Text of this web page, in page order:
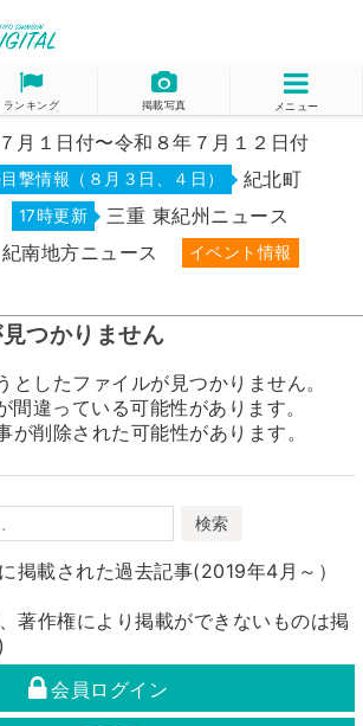
ランキング 掲載写真 メニュー
月１日付〜令和８年７月１２日付
撃情報（８月３日、４日） 紀北町
17時更新 三重 東紀州ニュース
南地方ニュース イベント情報
つかりません
としたファイルが見つかりません。
間違っている可能性があります。
が削除された可能性があります。
検索
掲載された過去記事(2019年4月～）
著作権により掲載ができないものは掲
会員ログイン